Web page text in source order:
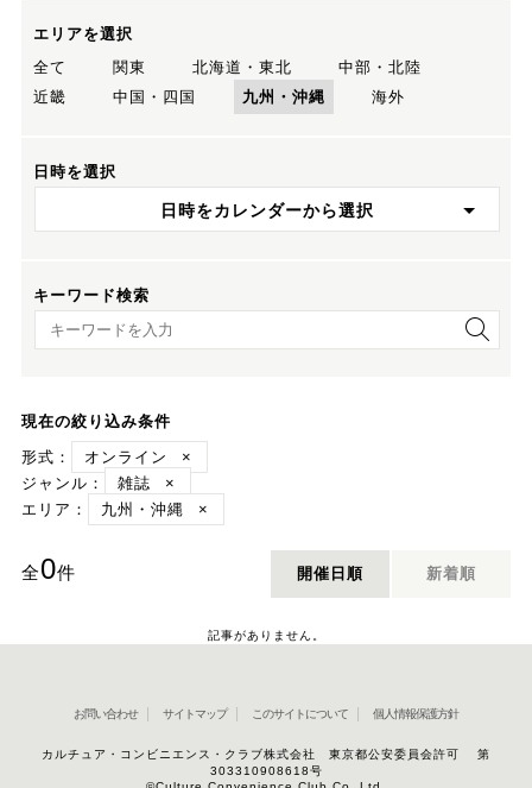
エリアを選択
全て
関東 北海道・東北
中部・北陸
近畿
中国・四国 九州・沖縄 海外
日時を選択
日時をカレンダーから選択
キーワード検索
キーワード検索
現在の絞り込み条件
形式：
オンライン
×
ジャンル：
雑誌
×
エリア：
九州・沖縄 ×
全0件 開催日順 新着順
記事がありません。
お問い合わせ サイトマップ このサイトについて 個人情報保護方針
カルチュア・コンビニエンス・クラブ株式会社 東京都公安委員会許可 第
303310908618号